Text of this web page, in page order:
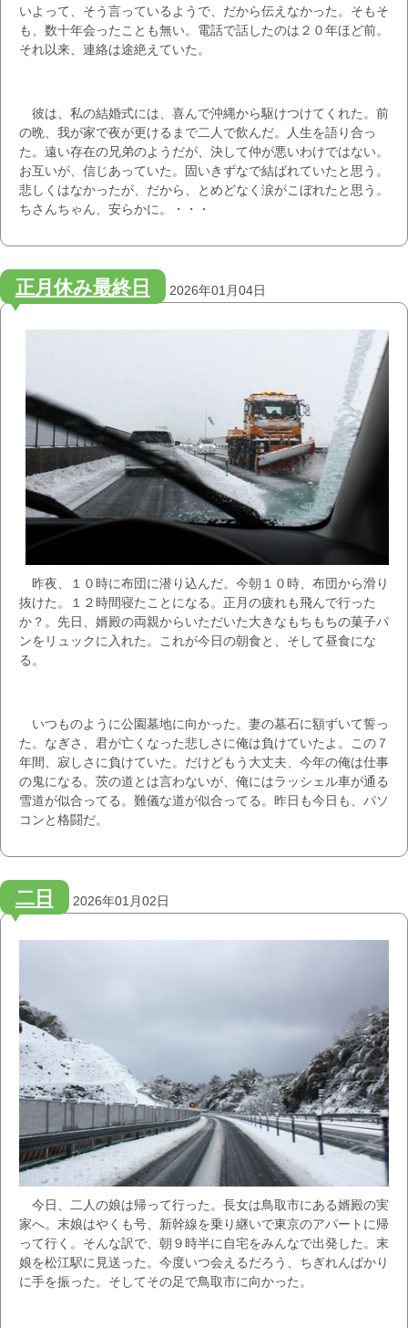
いよって、そう言っているようで、だから伝えなかった。そもそ
も、数十年会ったことも無い。電話で話したのは２０年ほど前。
それ以来、連絡は途絶えていた。
彼は、私の結婚式には、喜んで沖縄から駆けつけてくれた。前
の晩、我が家で夜が更けるまで二人で飲んだ。人生を語り合っ
た。遠い存在の兄弟のようだが、決して仲が悪いわけではない。
お互いが、信じあっていた。固いきずなで結ばれていたと思う。
悲しくはなかったが、だから、とめどなく涙がこぼれたと思う。
ちさんちゃん、安らかに。・・・
正月休み最終日 2026年01月04日
昨夜、１０時に布団に潜り込んだ。今朝１０時、布団から滑り
抜けた。１２時間寝たことになる。正月の疲れも飛んで行った
か？。先日、婿殿の両親からいただいた大きなもちもちの菓子パ
ンをリュックに入れた。これが今日の朝食と、そして昼食にな
る。
いつものように公園墓地に向かった。妻の墓石に額ずいて誓っ
た。なぎさ、君が亡くなった悲しさに俺は負けていたよ。この７
年間、寂しさに負けていた。だけどもう大丈夫、今年の俺は仕事
の鬼になる。茨の道とは言わないが、俺にはラッシェル車が通る
雪道が似合ってる。難儀な道が似合ってる。昨日も今日も、パソ
コンと格闘だ。
二日 2026年01月02日
今日、二人の娘は帰って行った。長女は鳥取市にある婿殿の実
家へ。末娘はやくも号、新幹線を乗り継いで東京のアパートに帰
って行く。そんな訳で、朝９時半に自宅をみんなで出発した。末
娘を松江駅に見送った。今度いつ会えるだろう、ちぎれんばかり
に手を振った。そしてその足で鳥取市に向かった。